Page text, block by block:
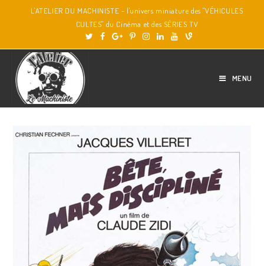
L'ATELIER DU MACHINISTE - l'univers miniature des "VÉHICULES
CULTES" du Cinéma et des SÉRIES TV
MENU